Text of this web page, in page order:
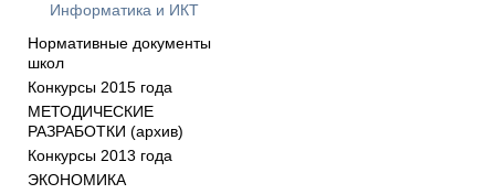
Информатика и ИКТ
Нормативные документы
школ
Конкурсы 2015 года
МЕТОДИЧЕСКИЕ
РАЗРАБОТКИ (архив)
Конкурсы 2013 года
ЭКОНОМИКА